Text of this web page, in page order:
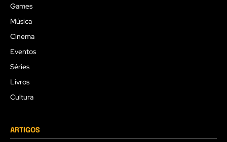
Games
Música
Cinema
Eventos
Séries
Livros
Cultura
ARTIGOS